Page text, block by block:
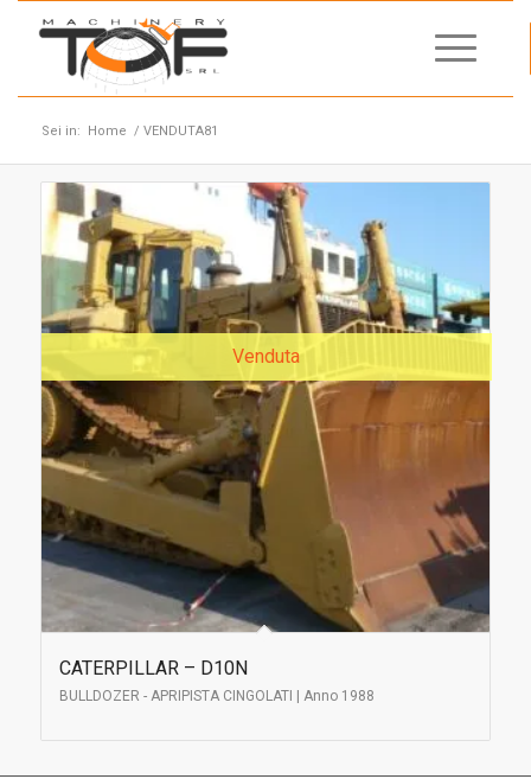
Sei in: Home / VENDUTA81
Venduta
CATERPILLAR – D10N
BULLDOZER - APRIPISTA CINGOLATI | Anno 1988